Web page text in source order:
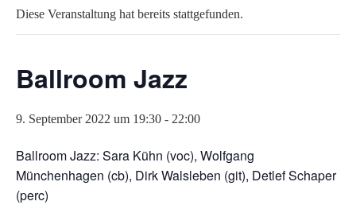
Diese Veranstaltung hat bereits stattgefunden.
Ballroom Jazz
9. September 2022 um 19:30 - 22:00
Ballroom Jazz: Sara Kühn (voc), Wolfgang
Münchenhagen (cb), Dirk Walsleben (git), Detlef Schaper
(perc)